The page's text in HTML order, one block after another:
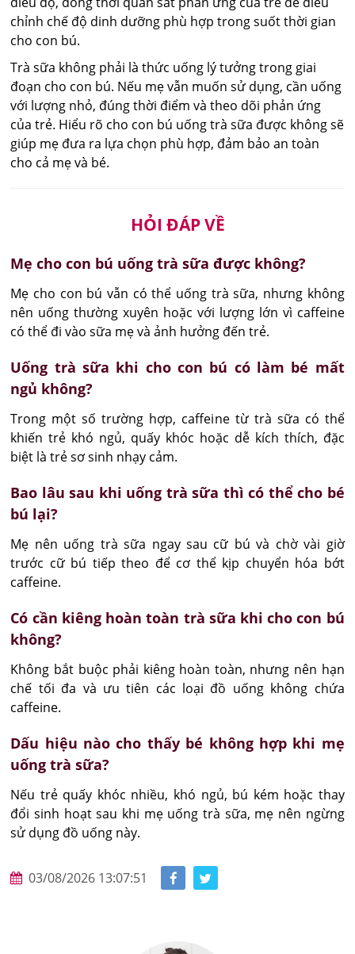
chỉnh chế độ dinh dưỡng phù hợp trong suốt thời gian
cho con bú.
Trà sữa không phải là thức uống lý tưởng trong giai
đoạn cho con bú. Nếu mẹ vẫn muốn sử dụng, cần uống
với lượng nhỏ, đúng thời điểm và theo dõi phản ứng
của trẻ. Hiểu rõ cho con bú uống trà sữa được không sẽ
giúp mẹ đưa ra lựa chọn phù hợp, đảm bảo an toàn
cho cả mẹ và bé.
HỎI ĐÁP VỀ
Mẹ cho con bú uống trà sữa được không?
Mẹ cho con bú vẫn có thể uống trà sữa, nhưng không
nên uống thường xuyên hoặc với lượng lớn vì caffeine
có thể đi vào sữa mẹ và ảnh hưởng đến trẻ.
Uống trà sữa khi cho con bú có làm bé mất
ngủ không?
Trong một số trường hợp, caffeine từ trà sữa có thể
khiến trẻ khó ngủ, quấy khóc hoặc dễ kích thích, đặc
biệt là trẻ sơ sinh nhạy cảm.
Bao lâu sau khi uống trà sữa thì có thể cho bé
bú lại?
Mẹ nên uống trà sữa ngay sau cữ bú và chờ vài giờ
trước cữ bú tiếp theo để cơ thể kịp chuyển hóa bớt
caffeine.
Có cần kiêng hoàn toàn trà sữa khi cho con bú
không?
Không bắt buộc phải kiêng hoàn toàn, nhưng nên hạn
chế tối đa và ưu tiên các loại đồ uống không chứa
caffeine.
Dấu hiệu nào cho thấy bé không hợp khi mẹ
uống trà sữa?
Nếu trẻ quấy khóc nhiều, khó ngủ, bú kém hoặc thay
đổi sinh hoạt sau khi mẹ uống trà sữa, mẹ nên ngừng
sử dụng đồ uống này.
03/08/2026 13:07:51